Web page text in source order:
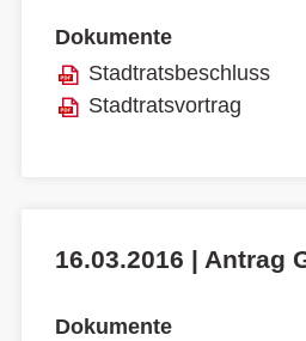
Dokumente
Stadtratsbeschluss
Stadtratsvortrag
16.03.2016 | Antrag
Dokumente